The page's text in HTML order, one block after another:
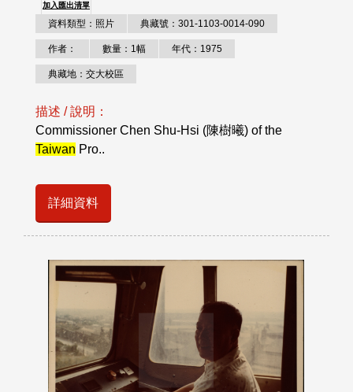
加入匯出清單
資料類型：照片 典藏號：301-1103-0014-090
作者： 數量：1幅 年代：1975
典藏地：交大校區
描述 / 說明：
Commissioner Chen Shu-Hsi (陳樹曦) of the
Taiwan Pro..
詳細資料